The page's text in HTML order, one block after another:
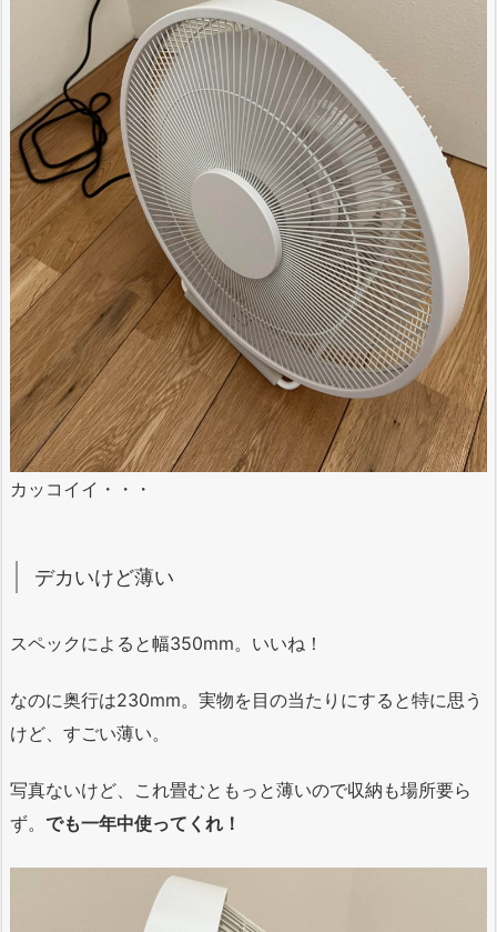
カッコイイ・・・
デカいけど薄い
スペックによると幅350mm。いいね！
なのに奥行は230mm。実物を目の当たりにすると特に思う
けど、すごい薄い。
写真ないけど、これ畳むともっと薄いので収納も場所要ら
ず。 でも一年中使ってくれ！